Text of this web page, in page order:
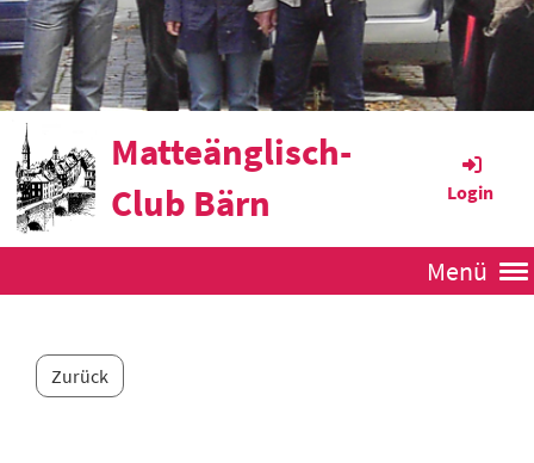
Matteänglisch-
Club Bärn
Login
Menü
Zurück